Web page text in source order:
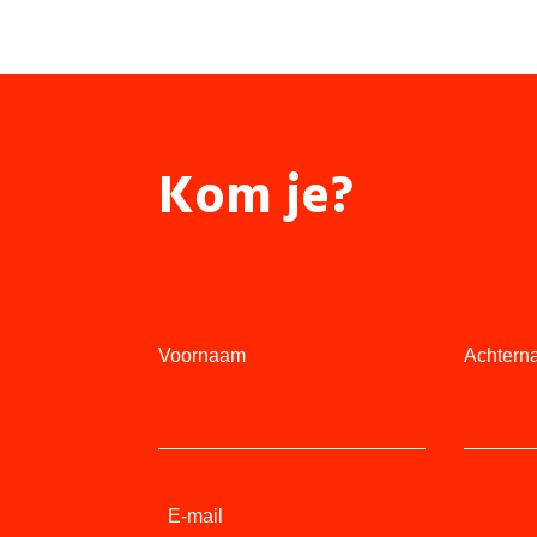
Kom je?
Voornaam
E-mail